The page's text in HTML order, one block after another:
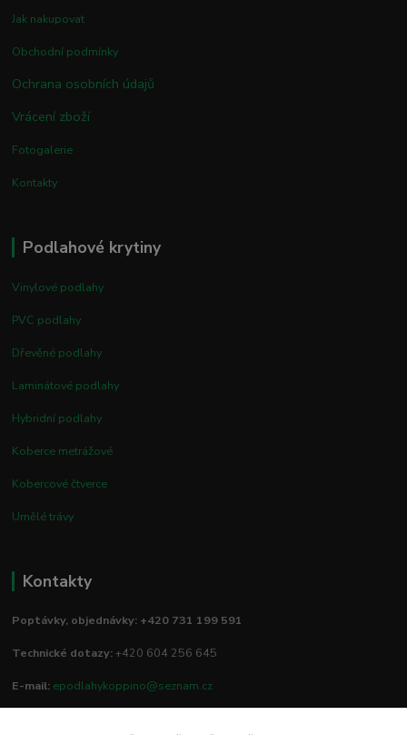
Jak nakupovat
Obchodní podmínky
Ochrana osobních údajů
Vrácení zboží
Fotogalerie
Kontakty
Podlahové krytiny
Vinylové podlahy
PVC podlahy
Dřevěné podlahy
Laminátové podlahy
Hybridní podlahy
Koberce metrážové
Kobercové čtverce
Umělé trávy
Kontakty
Poptávky, objednávky: +420 731 199 591
Technické dotazy:+420 604 256 645
E-mail: epodlahykoppino@seznam.cz